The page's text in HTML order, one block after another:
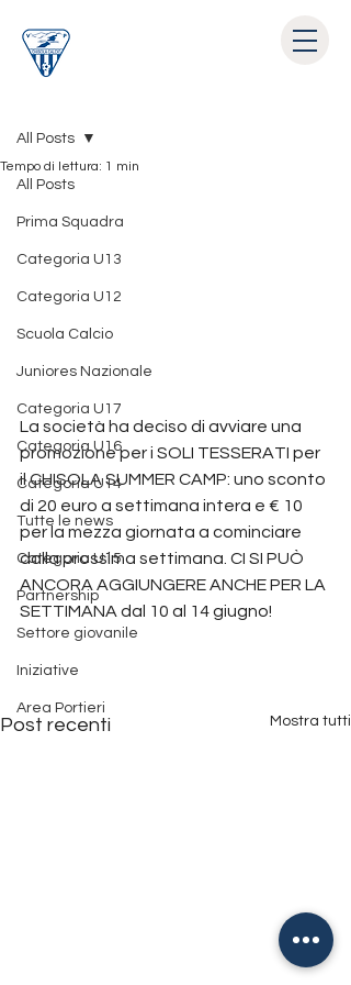
All Posts
Prima Squadra
Categoria U13
Categoria U12
Scuola Calcio
Juniores Nazionale
Categoria U17
Categoria U16
Categoria U14
Tutte le news
Categoria U15
Partnership
Settore giovanile
Iniziative
Area Portieri
All Posts
Tempo di lettura: 1 min
La società ha deciso di avviare una
promozione per i SOLI TESSERATI per
il CHISOLA SUMMER CAMP: uno sconto
di 20 euro a settimana intera e € 10
per la mezza giornata a cominciare
dalla prossima settimana. CI SI PUÒ
ANCORA AGGIUNGERE ANCHE PER LA
SETTIMANA dal 10 al 14 giugno!
Post recenti Mostra tutti